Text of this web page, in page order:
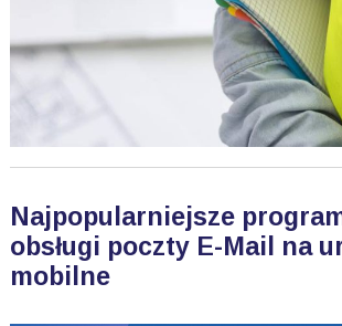
Najpopularniejsze
obsługi poczty E-Mail na
mobilne